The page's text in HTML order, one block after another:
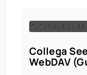
TUTORIAL E GUIDE
Collega
WebDAV